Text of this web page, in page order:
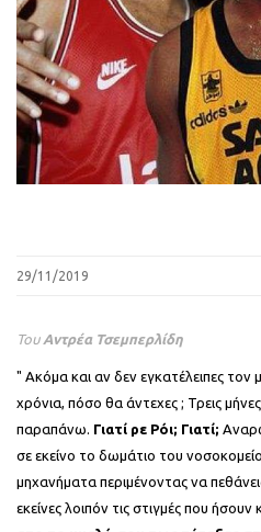
29/11/2019
Του Αντρέα Τσεμπερλίδη
" Ακόμα και αν δεν εγκατέλειπες τον
χρόνια, πόσο θα άντεχες ; Τρεις
παραπάνω. Γιατί ρε Ρόι; Γιατί;
σε εκείνο το δωμάτιο του
μηχανήματα περιμένοντας να
εκείνες λοιπόν τις στιγμές που ήσουν